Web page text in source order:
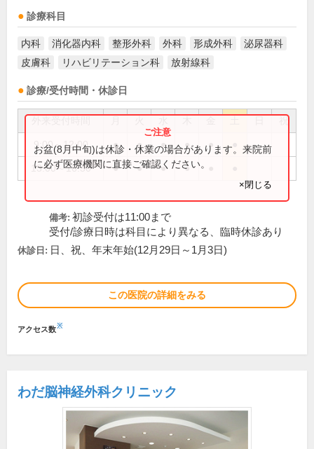
診療科目
内科 消化器内科 整形外科 外科 形成外科
泌尿器科
皮膚科
リハビリテーション科 放射線科
診療/受付時間・休診日
祝
9:00～12:00 ● ● ● ● ●
13:00～16:30 ● ● ● ●
お盆(8月中旬)は休診・休業の場合があります。来院前
に必ず医療機関に直接ご確認ください。
×閉じる
備考: 初診受付は11:00まで
受付/診療日時は科目により異なる、臨時休診あり
休診日: 日、祝、年末年始(12月29日～1月3日)
この医院の詳細をみる
アクセス数※
わだ脳神経外科クリニック